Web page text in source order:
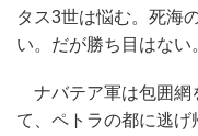
タス3世は悩む。死海
い。だが勝ち目はない
ナバテア軍は包囲網
て、ペトラの都に逃